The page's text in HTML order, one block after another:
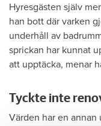
Hyresgästen själv
han bott där varken
underhåll av
sprickan har kunnat
att upptäcka, menar
Tyckte inte
Värden har en